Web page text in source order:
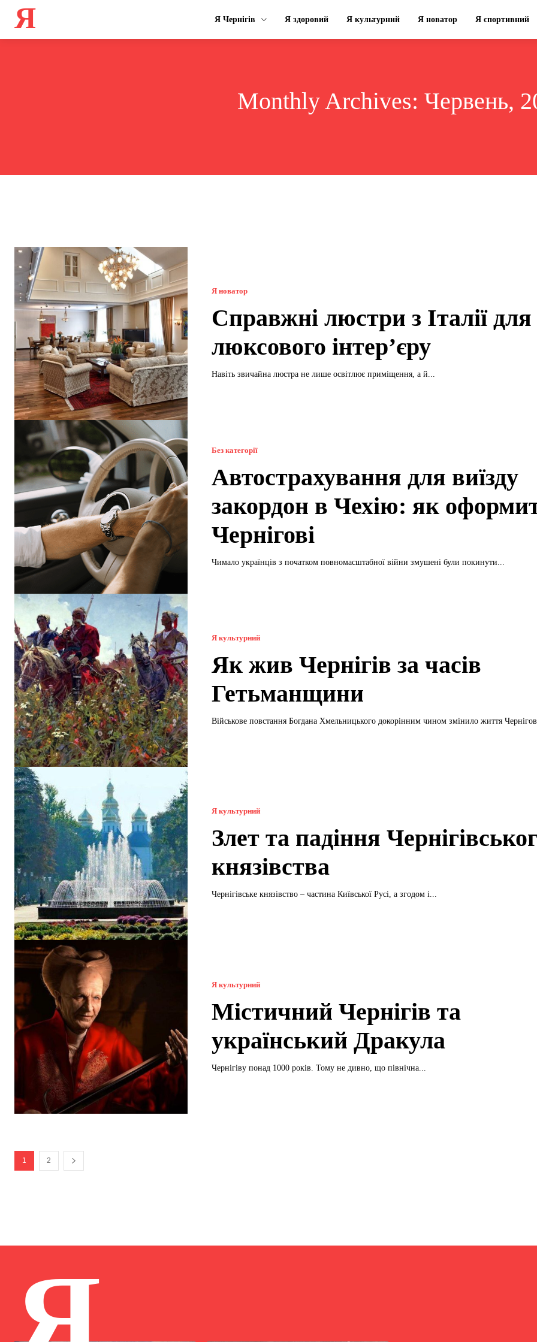
Я Я Чернігів Я здоровий Я культурний Я новатор Я спортивний
Monthly Archives: Червень,
Я новатор
Справжні люстри з Італії для
люксового інтер’єру
Навіть звичайна люстра не лише освітлює приміщення, а й...
Без категорії
Автострахування для виїзду
закордон в Чехію: як
Чернігові
Чимало українців з початком повномасштабної війни змушені були покинути...
Я культурний
Як жив Чернігів за часів
Гетьманщини
Військове повстання Богдана Хмельницького докорінним чином змінило життя
Я культурний
Злет та падіння
князівства
Чернігівське князівство – частина Київської Русі, а згодом і...
Я культурний
Містичний Чернігів та
український Дракула
Чернігіву понад 1000 років. Тому не дивно, що північна...
1 2